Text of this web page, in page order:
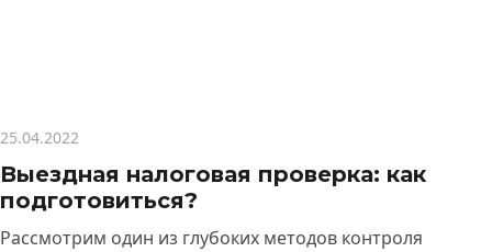
25.04.2022
Выездная налоговая проверка: как
подготовиться?
Рассмотрим один из глубоких методов контроля